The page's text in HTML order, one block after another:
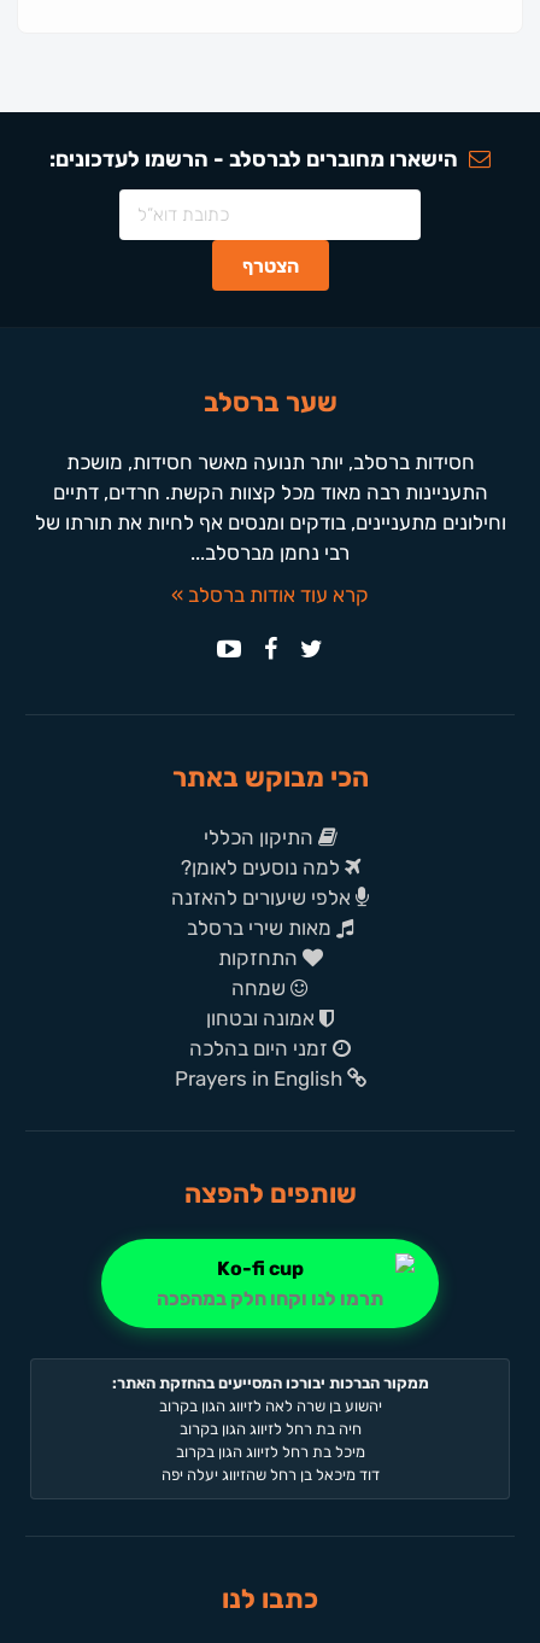
הישארו מחוברים לברסלב - הרשמו לעדכונים:
שער ברסלב
חסידות ברסלב, יותר תנועה מאשר חסידות, מושכת
התעניינות רבה מאוד מכל קצוות הקשת. חרדים, דתיים
וחילונים מתעניינים, בודקים ומנסים אף לחיות את תורתו של
רבי נחמן מברסלב...
קרא עוד אודות ברסלב »
הכי מבוקש באתר
התיקון הכללי
למה נוסעים לאומן?
אלפי שיעורים להאזנה
מאות שירי ברסלב
התחזקות
שמחה
אמונה ובטחון
זמני היום בהלכה
Prayers in English
שותפים להפצה
תרמו לנו וקחו חלק במהפכה
ממקור הברכות יבורכו המסייעים בהחזקת האתר:
יהשוע בן שרה לאה לזיווג הגון בקרוב
חיה בת רחל לזיווג הגון בקרוב
מיכל בת רחל לזיווג הגון בקרוב
דוד מיכאל בן רחל שהזיווג יעלה יפה
כתבו לנו